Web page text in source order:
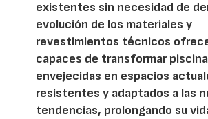
existentes sin necesidad de
evolución de los materiales y
revestimientos técnicos
capaces de transformar
envejecidas en espacios
resistentes y adaptados a las
tendencias, prolongando su